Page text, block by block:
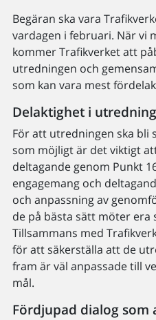
Begäran ska vara
vardagen i februari. När vi
kommer Trafikverket att
utredningen och
som kan vara mest
Delaktighet i
För att utredningen ska bli
som möjligt är det viktigt
deltagande genom Punkt
engagemang och
och anpassning av
de på bästa sätt möter era
Tillsammans med
för att säkerställa att de
fram är väl anpassade till
mål.
Fördjupad dialog som